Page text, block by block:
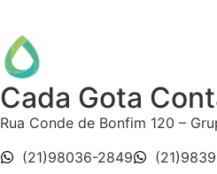
Cada Gota
Rua Conde de Bonfim 120 –
(21)98036-2849